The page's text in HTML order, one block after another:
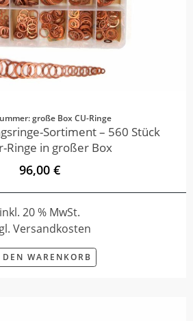
große Box CU-Ringe
Sortiment – 560 Stück
Ringe in großer Box
96,00 €
inkl. 20 % MwSt.
Versandkosten
WARENKORB